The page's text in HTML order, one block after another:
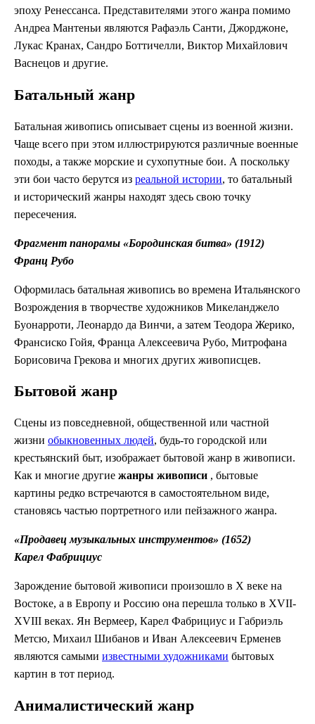
эпоху Ренессанса. Представителями этого жанра помимо
Андреа Мантеньи являются Рафаэль Санти, Джорджоне,
Лукас Кранах, Сандро Боттичелли, Виктор Михайлович
Васнецов и другие.
Батальный жанр
Батальная живопись описывает сцены из военной жизни.
Чаще всего при этом иллюстрируются различные военные
походы, а также морские и сухопутные бои. А поскольку
эти бои часто берутся из реальной истории, то батальный
и исторический жанры находят здесь свою точку
пересечения.
Фрагмент панорамы «Бородинская битва» (1912)
Франц Рубо
Оформилась батальная живопись во времена Итальянского
Возрождения в творчестве художников Микеланджело
Буонарроти, Леонардо да Винчи, а затем Теодора Жерико,
Франсиско Гойя, Франца Алексеевича Рубо, Митрофана
Борисовича Грекова и многих других живописцев.
Бытовой жанр
Сцены из повседневной, общественной или частной
жизни обыкновенных людей, будь-то городской или
крестьянский быт, изображает бытовой жанр в живописи.
Как и многие другие жанры живописи , бытовые
картины редко встречаются в самостоятельном виде,
становясь частью портретного или пейзажного жанра.
«Продавец музыкальных инструментов» (1652)
Карел Фабрициус
Зарождение бытовой живописи произошло в X веке на
Востоке, а в Европу и Россию она перешла только в XVII-
XVIII веках. Ян Вермеер, Карел Фабрициус и Габриэль
Метсю, Михаил Шибанов и Иван Алексеевич Ерменев
являются самыми известными художниками бытовых
картин в тот период.
Анималистический жанр